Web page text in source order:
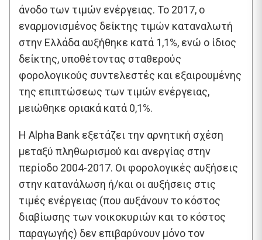
άνοδο των τιμών ενέργειας. Το 2017, ο
εναρμονισμένος δείκτης τιμών καταναλωτή
στην Ελλάδα αυξήθηκε κατά 1,1%, ενώ ο ίδιος
δείκτης, υποθέτοντας σταθερούς
φορολογικούς συντελεστές και εξαιρουμένης
της επιπτώσεως των τιμών ενέργειας,
μειώθηκε οριακά κατά 0,1%.
Η Alpha Bank εξετάζει την αρνητική σχέση
μεταξύ πληθωρισμού και ανεργίας στην
περίοδο 2004-2017. Οι φορολογικές αυξήσεις
στην κατανάλωση ή/και οι αυξήσεις στις
τιμές ενέργειας (που αυξάνουν το κόστος
διαβίωσης των νοικοκυριών και το κόστος
παραγωγής) δεν επιβαρύνουν μόνο τον